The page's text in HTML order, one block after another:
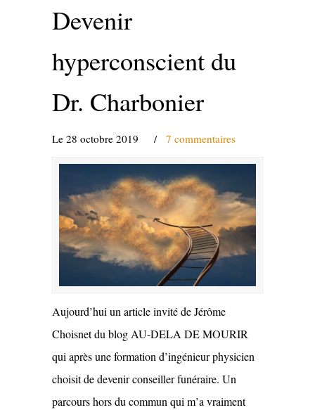
Devenir
hyperconscient du
Dr. Charbonier
Le 28 octobre 2019 / 7 commentaires
Aujourd’hui un article invité de Jérôme
Choisnet du blog AU-DELA DE MOURIR
qui après une formation d’ingénieur physicien
choisit de devenir conseiller funéraire. Un
parcours hors du commun qui m’a vraiment